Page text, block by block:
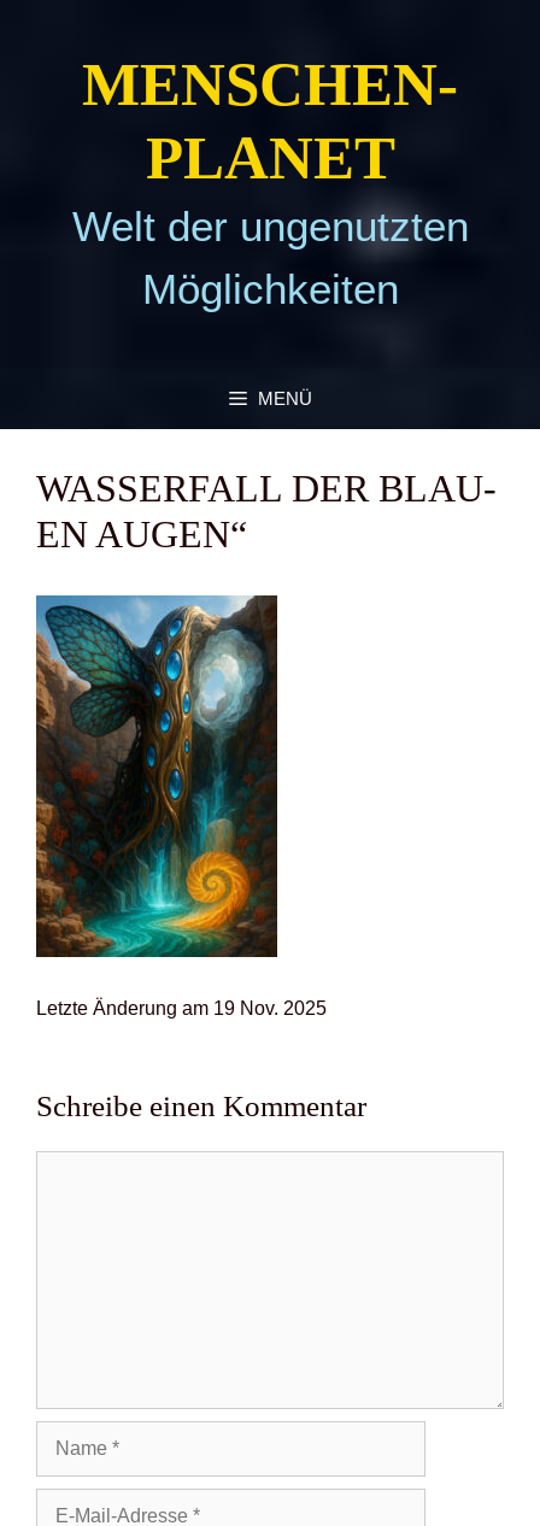
MEN­SCHEN­
PLA­NET
Welt der ungenutzten
Möglichkeiten
MENÜ
WAS­SER­FALL DER BLAU­
EN AUGEN“
Letz­te Ände­rung am 19 Nov. 2025
Schreibe einen Kommentar